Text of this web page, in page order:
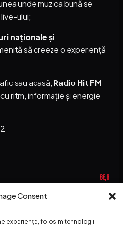
Consent
experiențe, folosim tehnologii
unde muzica bună se
ului;
naționale și
să creeze o experiență
sau acasă, Radio Hit FM
ritm, informație și energie
88,6
94,2